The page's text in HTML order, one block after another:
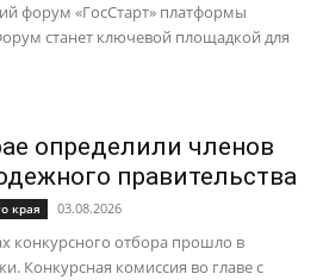
форум «ГосСтарт» платформы
станет ключевой площадкой для
определили членов
правительства
края 03.08.2026
конкурсного отбора прошло в
Конкурсная комиссия во главе с